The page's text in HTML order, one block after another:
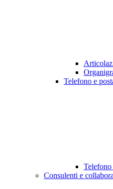
Telefono e
Telefono
Consulenti e